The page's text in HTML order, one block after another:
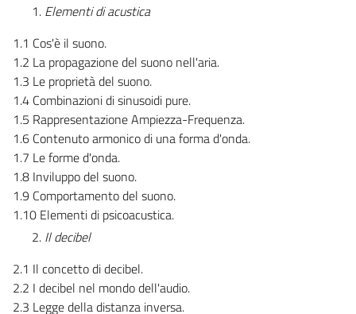
Elementi di acustica
1.1 Cos'è il suono.
1.2 La propagazione del suono nell'aria.
1.3 Le proprietà del suono.
1.4 Combinazioni di sinusoidi pure.
1.5 Rappresentazione Ampiezza-Frequenza.
1.6 Contenuto armonico di una forma d'onda.
1.7 Le forme d'onda.
1.8 Inviluppo del suono.
1.9 Comportamento del suono.
1.10 Elementi di psicoacustica.
Il decibel
2.1 Il concetto di decibel.
2.2 I decibel nel mondo dell'audio.
2.3 Legge della distanza inversa.